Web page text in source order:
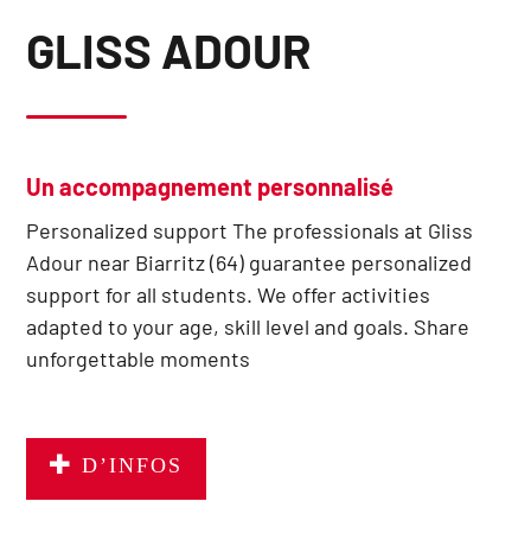
GLISS ADOUR
Un accompagnement personnalisé
Personalized support The professionals at Gliss
Adour near Biarritz (64) guarantee personalized
support for all students. We offer activities
adapted to your age, skill level and goals. Share
unforgettable moments
D’INFOS